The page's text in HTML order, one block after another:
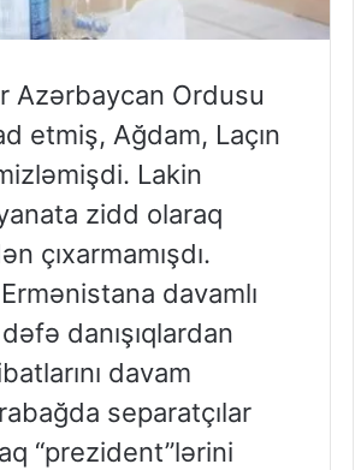
Azərbaycan Ordusu
etmiş, Ağdam, Laçın
Lakin
zidd olaraq
çıxarmamışdı.
davamlı
danışıqlardan
davam
separatçılar
“prezident”lərini